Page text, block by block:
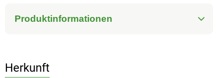
Produktinformationen
Herkunft